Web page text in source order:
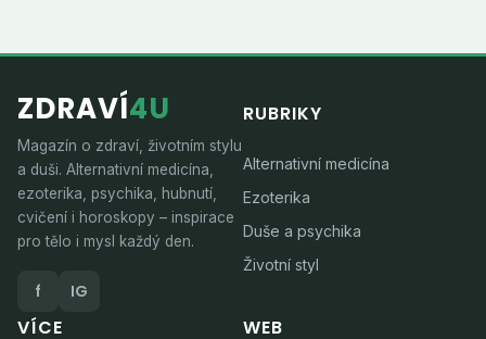
ZDRAVÍ4U
Magazín o zdraví, životním stylu
a duši. Alternativní medicína,
ezoterika, psychika, hubnutí,
cvičení i horoskopy – inspirace
pro tělo i mysl každý den.
f IG
RUBRIKY
Alternativní medicína
Ezoterika
Duše a psychika
Životní styl
VÍCE WEB